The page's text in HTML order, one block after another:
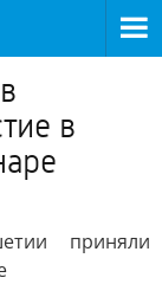
в
приняли